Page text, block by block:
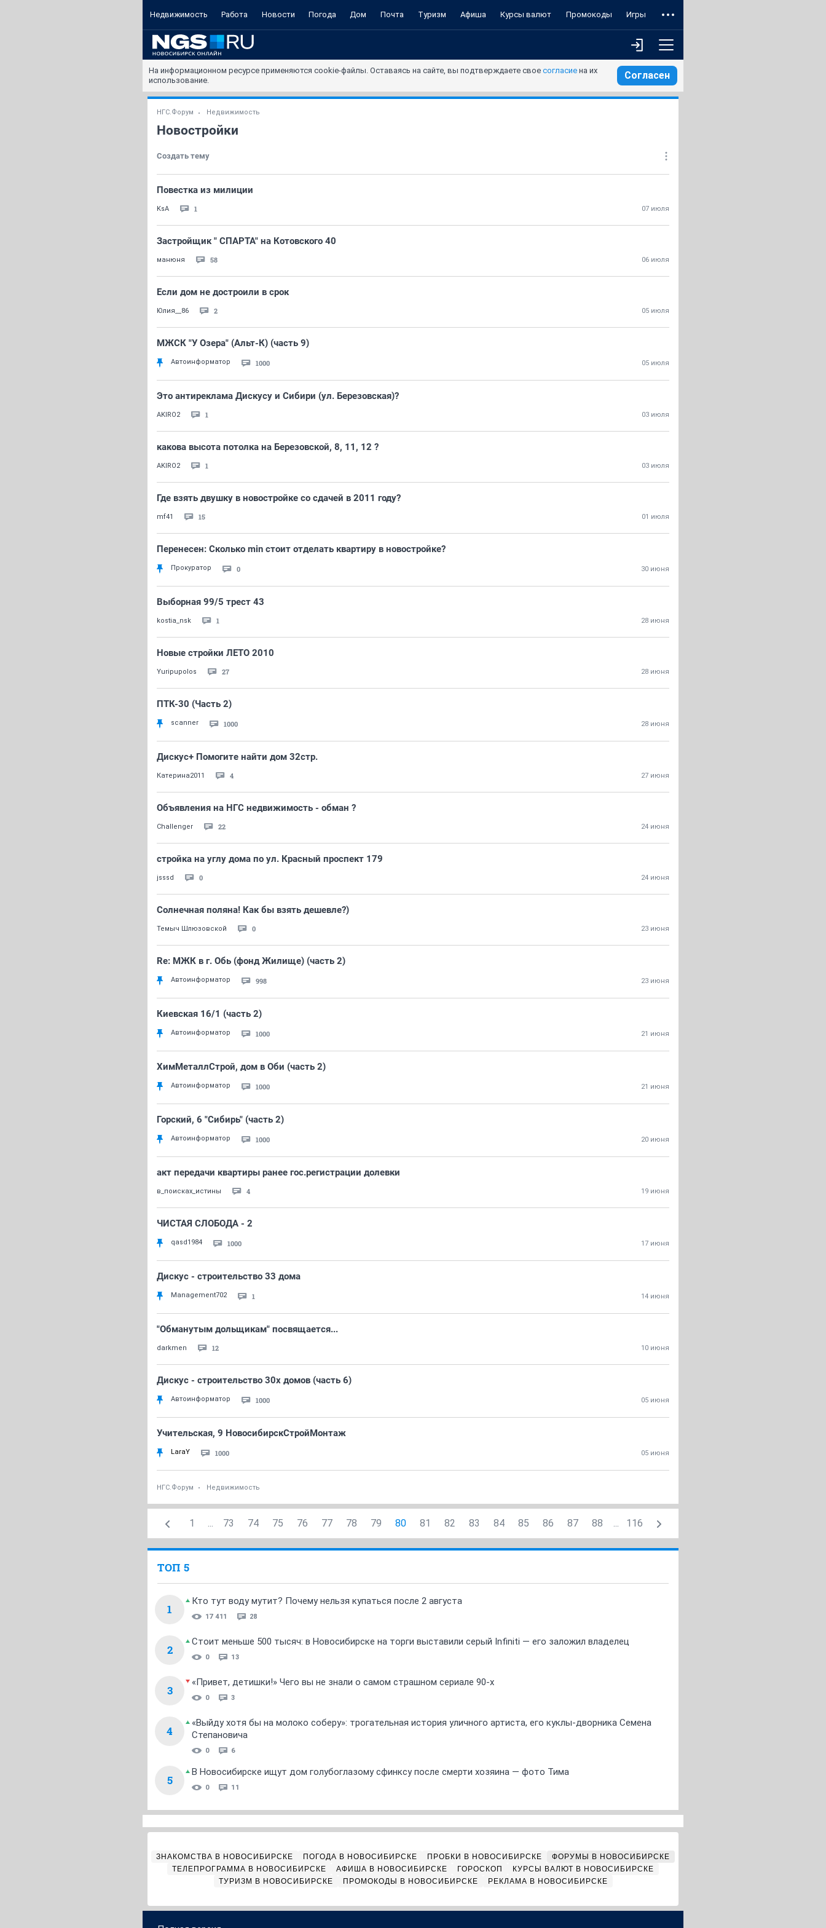
Недвижимость Работа Новости Погода Дом Почта Туризм Афиша Курсы валют Промокоды Игры
На информационном ресурсе применяются cookie-файлы. Оставаясь на сайте, вы подтверждаете свое согласие на их
использование.
Согласен
НГС.Форум Недвижимость
Новостройки
Создать тему
Повестка из милиции
KsA 1 07 июля
Застройщик " СПАРТА" на Котовского 40
манюня 58 06 июля
Если дом не достроили в срок
Юлия__86 2 05 июля
МЖСК "У Озера" (Альт-К) (часть 9)
Автоинформатор 1000 05 июля
Это антиреклама Дискусу и Сибири (ул. Березовская)?
AKIRO2 1 03 июля
какова высота потолка на Березовской, 8, 11, 12 ?
AKIRO2 1 03 июля
Где взять двушку в новостройке со сдачей в 2011 году?
mf41 15 01 июля
Перенесен: Сколько min стоит отделать квартиру в новостройке?
Прокуратор 0 30 июня
Выборная 99/5 трест 43
kostia_nsk 1 28 июня
Новые стройки ЛЕТО 2010
Yuripupolos 27 28 июня
ПТК-30 (Часть 2)
scanner 1000 28 июня
Дискус+ Помогите найти дом 32стр.
Катерина2011 4 27 июня
Объявления на НГС недвижимость - обман ?
Challenger 22 24 июня
стройка на углу дома по ул. Красный проспект 179
jsssd 0 24 июня
Солнечная поляна! Как бы взять дешевле?)
Темыч Шлюзовской 0 23 июня
Re: МЖК в г. Обь (фонд Жилище) (часть 2)
Автоинформатор 998 23 июня
Киевская 16/1 (часть 2)
Автоинформатор 1000 21 июня
ХимМеталлСтрой, дом в Оби (часть 2)
Автоинформатор 1000 21 июня
Горский, 6 "Сибирь" (часть 2)
Автоинформатор 1000 20 июня
акт передачи квартиры ранее гос.регистрации долевки
в_поисках_истины 4 19 июня
ЧИСТАЯ СЛОБОДА - 2
qasd1984 1000 17 июня
Дискус - строительство 33 дома
Management702 1 14 июня
"Обманутым дольщикам" посвящается...
darkmen 12 10 июня
Дискус - строительство 30х домов (часть 6)
Автоинформатор 1000 05 июня
Учительская, 9 НовосибирскСтройМонтаж
LaraY 1000 05 июня
НГС.Форум Недвижимость
1 ... 73 74 75 76 77 78 79 80 81 82 83 84 85 86 87 88 ... 116
ТОП 5
1
Кто тут воду мутит? Почему нельзя купаться после 2 августа
17 411 28
2
Стоит меньше 500 тысяч: в Новосибирске на торги выставили серый Infiniti — его заложил владелец
0 13
3
«Привет, детишки!» Чего вы не знали о самом страшном сериале 90-х
0 3
4
«Выйду хотя бы на молоко соберу»: трогательная история уличного артиста, его куклы-дворника Семена
Степановича
0 6
5
В Новосибирске ищут дом голубоглазому сфинксу после смерти хозяина — фото Тима
0 11
ЗНАКОМСТВА В НОВОСИБИРСКЕ ПОГОДА В НОВОСИБИРСКЕ ПРОБКИ В НОВОСИБИРСКЕ
ФОРУМЫ В НОВОСИБИРСКЕ
ТЕЛЕПРОГРАММА В НОВОСИБИРСКЕ
АФИША В НОВОСИБИРСКЕ ГОРОСКОП
КУРСЫ ВАЛЮТ В НОВОСИБИРСКЕ
ТУРИЗМ В НОВОСИБИРСКЕ
ПРОМОКОДЫ В НОВОСИБИРСКЕ РЕКЛАМА В НОВОСИБИРСКЕ